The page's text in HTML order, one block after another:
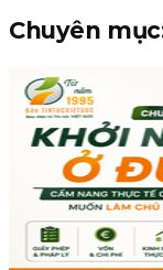
Chuyên